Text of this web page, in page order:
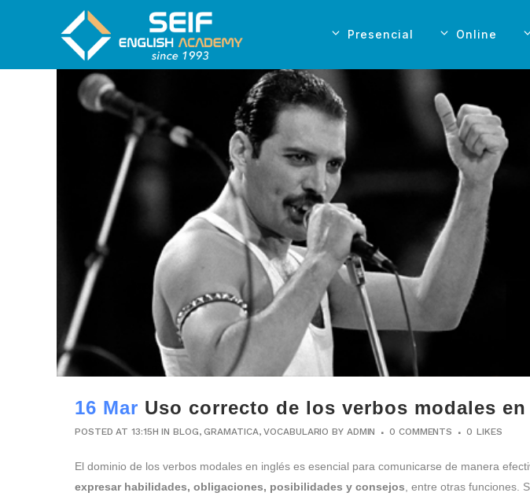
Presencial Online
16 Mar Uso correcto de los verbos modales
POSTED AT 13:15H INBLOG,GRAMATICA,VOCABULARIO BY ADMIN 0 COMMENTS 0 LIKES
El dominio de los verbos modales en inglés es esencial para comunicarse de manera
expresar habilidades, obligaciones, posibilidades y consejos, entre otras funciones.